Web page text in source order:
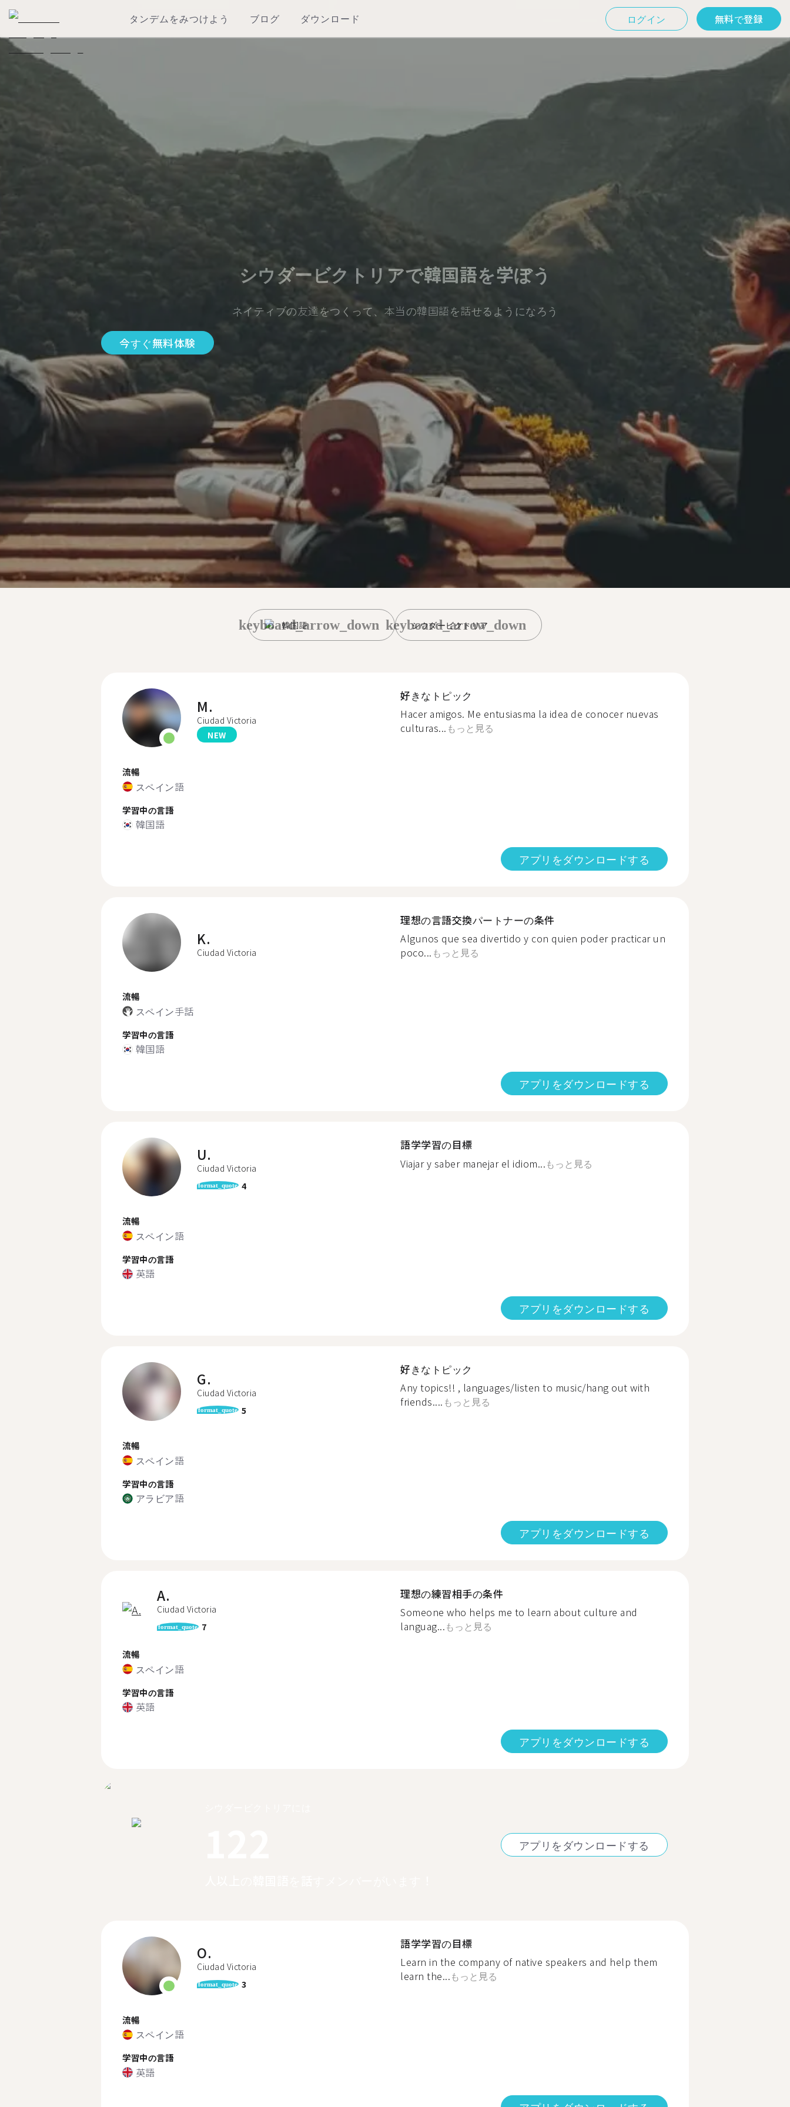
タンデムをみつけよう ブログ ダウンロード ログイン 無料で登録
シウダービクトリアで韓国語を学ぼう
ネイティブの友達をつくって、本当の韓国語を話せるようになろう
今すぐ無料体験
韓国語
keyboard_arrow_down シウダービクトリア
keyboard_arrow_down
M.
Ciudad Victoria
NEW
流暢
スペイン語
学習中の言語
韓国語
好きなトピック
Hacer amigos. Me entusiasma la idea de conocer nuevas
culturas... もっと見る
アプリをダウンロードする
K.
Ciudad Victoria
流暢
スペイン手話
学習中の言語
韓国語
理想の言語交換パートナーの条件
Algunos que sea divertido y con quien poder practicar un
poco... もっと見る
アプリをダウンロードする
U.
Ciudad Victoria
format_quote 4
流暢
スペイン語
学習中の言語
英語
語学学習の目標
Viajar y saber manejar el idiom...もっと見る
アプリをダウンロードする
G.
Ciudad Victoria
format_quote 5
流暢
スペイン語
学習中の言語
アラビア語
好きなトピック
Any topics!! , languages/listen to music/hang out with
friends.... もっと見る
アプリをダウンロードする
A.
Ciudad Victoria
format_quote 7
流暢
スペイン語
学習中の言語
英語
理想の練習相手の条件
Someone who helps me to learn about culture and
languag...もっと見る
アプリをダウンロードする
アプリをダウンロードする
O.
Ciudad Victoria
format_quote 3
流暢
スペイン語
学習中の言語
英語
語学学習の目標
Learn in the company of native speakers and help them
learn the...もっと見る